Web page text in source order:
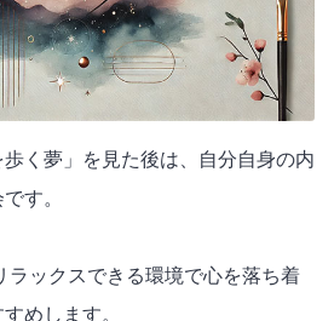
歩く夢」を見た後は、自分自身の内
す。
ラックスできる環境で心を落ち着
めします。